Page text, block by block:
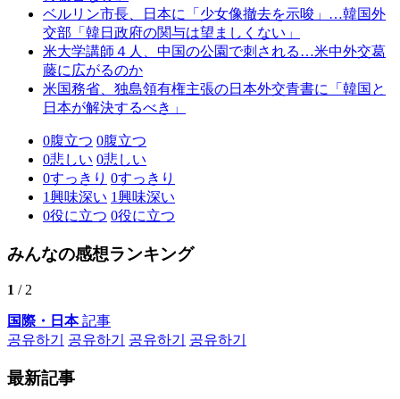
ベルリン市長、日本に「少女像撤去を示唆」…韓国外
交部「韓日政府の関与は望ましくない」
米大学講師４人、中国の公園で刺される…米中外交葛
藤に広がるのか
米国務省、独島領有権主張の日本外交青書に「韓国と
日本が解決するべき」
0腹立つ 0腹立つ
0悲しい 0悲しい
0すっきり 0すっきり
1興味深い 1興味深い
0役に立つ 0役に立つ
みんなの感想ランキング
1 / 2
国際・日本記事
공유하기
공유하기 공유하기 공유하기
最新記事